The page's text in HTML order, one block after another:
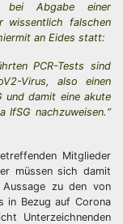
bei Abgabe einer
wissentlich falschen
an Eides statt:
PCR-Tests sind
Virus, also einen
und damit eine akute
nachzuweisen.“
Mitglieder
müssen sich damit
zu den von
in Bezug auf Corona
Unterzeichnenden